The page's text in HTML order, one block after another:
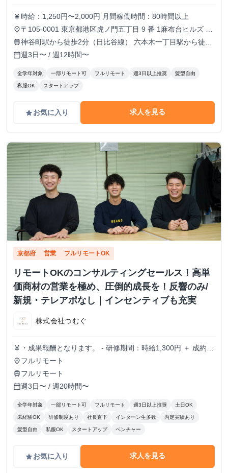
currency_yen 時給：1,250円〜2,000円 月間稼働時間：80時間以上
place 〒105-0001 東京都港区虎ノ門五丁目 9 番 1麻布台ヒルズ ガ
ーデンプラザB 5階 TOKYO VENTURE CAPlTAL HUB内（フ
ルリモートも可）
train神谷町駅から徒歩2分（日比谷線） 六本木一丁目駅から徒歩
10分（南北線）
calendar_today週3日〜 / 週12時間〜
全学年対象 一部リモート可 フルリモート 週3日以上推奨 髪型自由
私服OK スタートアップ
gradeお気に入り 求人を見る
京都府 営業 フルリモートOK
リモートOKのコンサルティングセールス！高単
価商材の営業を極め、圧倒的成長を！反響のみ/
新規・テレアポなし｜インセンティブも充実
株式会社つむぐ
currency_yen ・成果報酬となります。 - 研修期間：時給1,300円 ＋ 成約報
酬 - 研修終了後：完全成果報酬（成約報酬のみ） - 成約報
酬：1契約あたり 20,000円〜50,000円(業績に応じて変動)
place フルリモート
train フルリモート
calendar_today週3日〜 / 週20時間〜
全学年対象 一部リモート可 フルリモート 週3日以上推奨 土日OK
未経験OK 研修制度あり 社長直下 インターン生多数 内定実績あり
髪型自由 私服OK スタートアップ ベンチャー
gradeお気に入り 求人を見る